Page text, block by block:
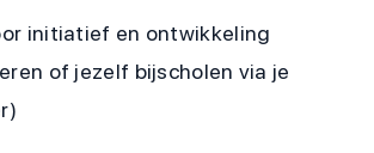
initiatief en ontwikkeling
of jezelf bijscholen via je